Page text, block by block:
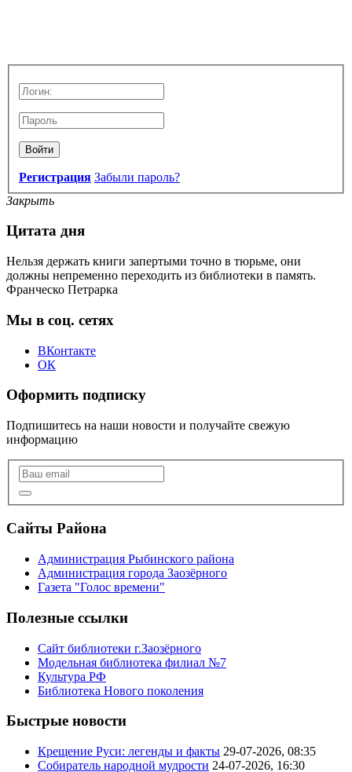
Войти
Регистрация Забыли пароль?
Закрыть
Цитата дня
Нельзя держать книги запертыми точно в тюрьме, они
должны непременно переходить из библиотеки в память.
Франческо Петрарка
Мы в соц. сетях
ВКонтакте
ОК
Оформить подписку
Подпишитесь на наши новости и получайте свежую
информацию
Сайты Района
Администрация Рыбинского района
Администрация города Заозёрного
Газета "Голос времени"
Полезные ссылки
Сайт библиотеки г.Заозёрного
Модельная библиотека филиал №7
Культура РФ
Библиотека Нового поколения
Быстрые новости
Крещение Руси: легенды и факты 29-07-2026, 08:35
Собиратель народной мудрости 24-07-2026, 16:30